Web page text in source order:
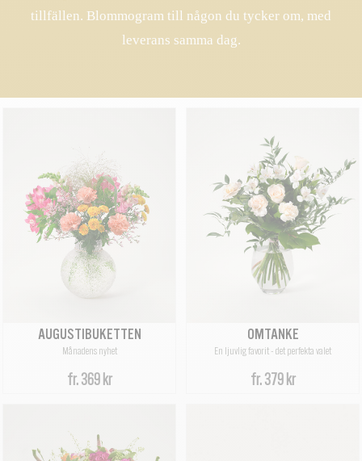
tillfällen. Blommogram till någon du tycker om, med
leverans samma dag.
AUGUSTIBUKETTEN
Månadens nyhet
fr.369 kr
OMTANKE
En ljuvlig favorit - det perfekta valet
fr.379 kr